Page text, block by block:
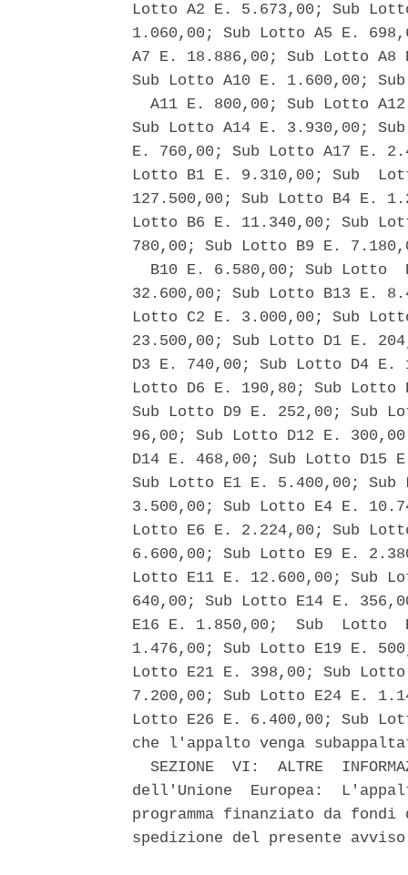
Lotto A2 E. 5.673,00; Sub
1.060,00; Sub Lotto A5 E.
A7 E. 18.886,00; Sub Lotto
Sub Lotto A10 E. 1.600,00;
A11 E. 800,00; Sub Lotto
Sub Lotto A14 E. 3.930,00;
E. 760,00; Sub Lotto A17 E.
Lotto B1 E. 9.310,00; Sub
127.500,00; Sub Lotto B4 E.
Lotto B6 E. 11.340,00; Sub
780,00; Sub Lotto B9 E.
B10 E. 6.580,00; Sub Lotto
32.600,00; Sub Lotto B13 E.
Lotto C2 E. 3.000,00; Sub
23.500,00; Sub Lotto D1 E.
D3 E. 740,00; Sub Lotto D4
Lotto D6 E. 190,80; Sub
Sub Lotto D9 E. 252,00; Sub
96,00; Sub Lotto D12 E.
D14 E. 468,00; Sub Lotto
Sub Lotto E1 E. 5.400,00;
3.500,00; Sub Lotto E4 E.
Lotto E6 E. 2.224,00; Sub
6.600,00; Sub Lotto E9 E.
Lotto E11 E. 12.600,00; Sub
640,00; Sub Lotto E14 E.
E16 E. 1.850,00;  Sub  Lotto
1.476,00; Sub Lotto E19 E.
Lotto E21 E. 398,00; Sub
7.200,00; Sub Lotto E24 E.
Lotto E26 E. 6.400,00; Sub
che l'appalto venga
SEZIONE  VI:  ALTRE
dell'Unione  Europea:
programma finanziato da
spedizione del presente